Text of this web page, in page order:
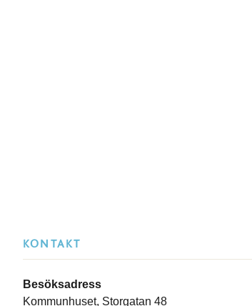
KONTAKT
Besöksadress
Kommunhuset, Storgatan 48